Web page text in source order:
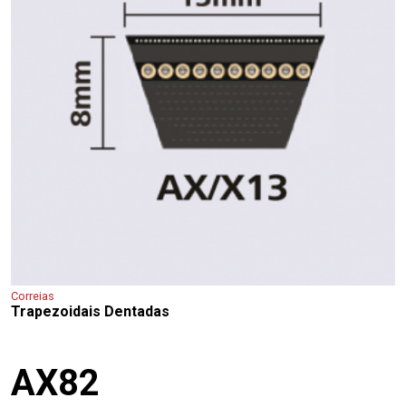
Correias
Trapezoidais Dentadas
AX82